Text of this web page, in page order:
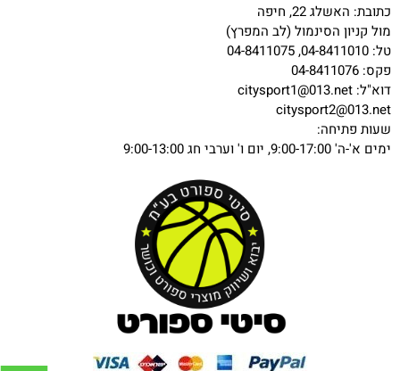
כתובת: האשלג 22, חיפה
מול קניון הסינמול (לב המפרץ)
טל: 04-8411010, 04-8411075
פקס: 04-8411076
דוא"ל: citysport1@013.net
citysport2@013.net
שעות פתיחה:
ימים א'-ה' 9:00-17:00, יום ו' וערבי חג 9:00-13:00